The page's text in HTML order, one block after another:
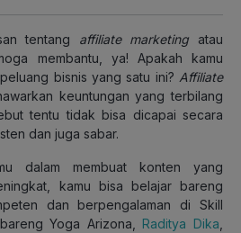
tentang affiliate marketing atau
membantu, ya! Apakah kamu
bisnis yang satu ini? Affiliate
keuntungan yang terbilang
tentu tidak bisa dicapai secara
dan juga sabar.
dalam membuat konten yang
kamu bisa belajar bareng
dan berpengalaman di Skill
Yoga Arizona,Raditya Dika